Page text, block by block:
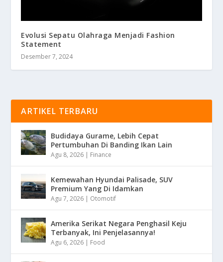
Evolusi Sepatu Olahraga Menjadi Fashion
Statement
Desember 7, 2024
ARTIKEL TERBARU
Budidaya Gurame, Lebih Cepat
Pertumbuhan Di Banding Ikan Lain
Agu 8, 2026 | Finance
Kemewahan Hyundai Palisade, SUV
Premium Yang Di Idamkan
Agu 7, 2026 | Otomotif
Amerika Serikat Negara Penghasil Keju
Terbanyak, Ini Penjelasannya!
Agu 6, 2026 | Food